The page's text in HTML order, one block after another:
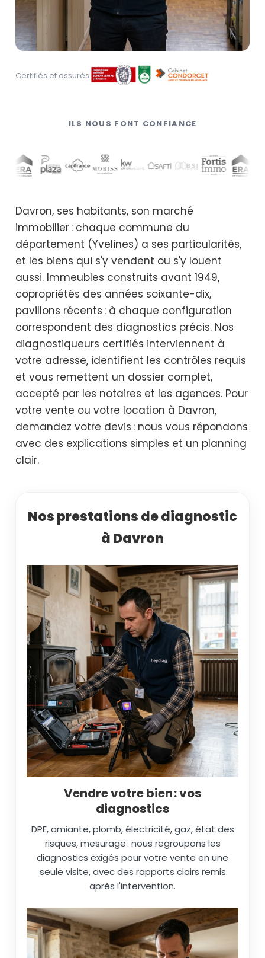
Certifiés et assurés
ILS NOUS FONT CONFIANCE
Davron, ses habitants, son marché
immobilier : chaque commune du
département (Yvelines) a ses particularités,
et les biens qui s'y vendent ou s'y louent
aussi. Immeubles construits avant 1949,
copropriétés des années soixante-dix,
pavillons récents : à chaque configuration
correspondent des diagnostics précis. Nos
diagnostiqueurs certifiés interviennent à
votre adresse, identifient les contrôles requis
et vous remettent un dossier complet,
accepté par les notaires et les agences. Pour
votre vente ou votre location à Davron,
demandez votre devis : nous vous répondons
avec des explications simples et un planning
clair.
Nos prestations de diagnostic
à Davron
Vendre votre bien : vos
diagnostics
DPE, amiante, plomb, électricité, gaz, état des
risques, mesurage : nous regroupons les
diagnostics exigés pour votre vente en une
seule visite, avec des rapports clairs remis
après l'intervention.